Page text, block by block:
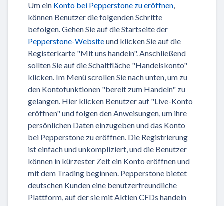
Um ein Konto bei Pepperstone zu eröffnen,
können Benutzer die folgenden Schritte
befolgen. Gehen Sie auf die Startseite der
Pepperstone-Websiteund klicken Sie auf die
Registerkarte "Mit uns handeln". Anschließend
sollten Sie auf die Schaltfläche "Handelskonto"
klicken. Im Menü scrollen Sie nach unten, um zu
den Kontofunktionen "bereit zum Handeln" zu
gelangen. Hier klicken Benutzer auf "Live-Konto
eröffnen" und folgen den Anweisungen, um ihre
persönlichen Daten einzugeben und das Konto
bei Pepperstone zu eröffnen. Die Registrierung
ist einfach und unkompliziert, und die Benutzer
können in kürzester Zeit ein Konto eröffnen und
mit dem Trading beginnen. Pepperstone bietet
deutschen Kunden eine benutzerfreundliche
Plattform, auf der sie mit Aktien CFDs handeln